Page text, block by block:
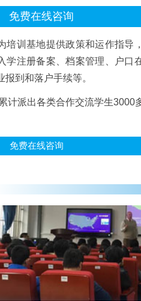
免费在线咨询
培训基地提供政策和运作指导
学注册备案、档案管理、户口
报到和落户手续等。
计派出各类合作交流学生3000
免费在线咨询